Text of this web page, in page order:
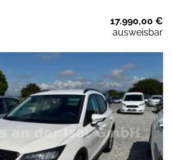
17.990,00 €
ausweisbar